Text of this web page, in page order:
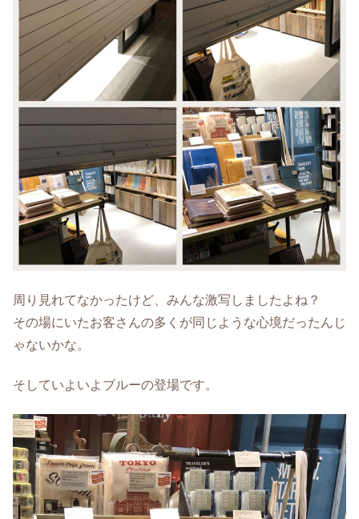
周り見れてなかったけど、みんな激写しましたよね？
その場にいたお客さんの多くが同じような心境だったんじ
ゃないかな。
そしていよいよブルーの登場です。